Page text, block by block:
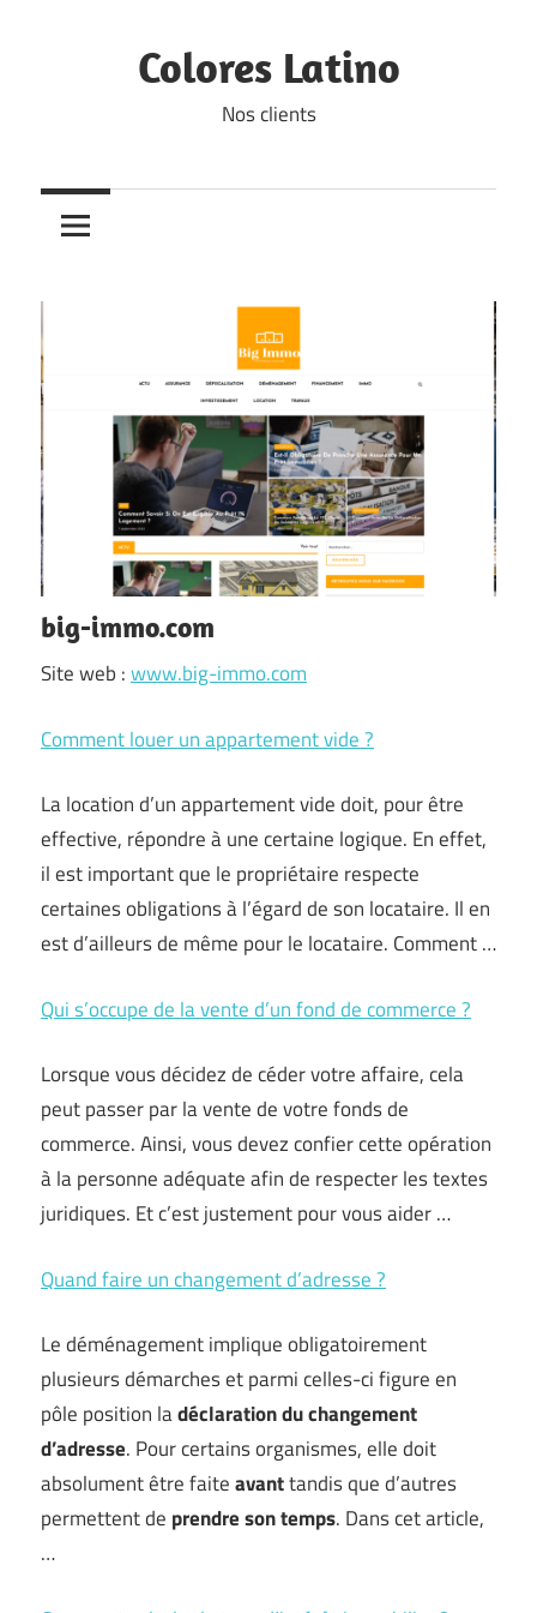
Colores Latino
Nos clients
big-immo.com
Site web :www.big-immo.com
Comment louer un appartement vide ?
La location d’un appartement vide doit, pour être
effective, répondre à une certaine logique. En effet,
il est important que le propriétaire respecte
certaines obligations à l’égard de son locataire. Il en
est d’ailleurs de même pour le locataire. Comment …
Qui s’occupe de la vente d’un fond de commerce ?
Lorsque vous décidez de céder votre affaire, cela
peut passer par la vente de votre fonds de
commerce. Ainsi, vous devez confier cette opération
à la personne adéquate afin de respecter les textes
juridiques. Et c’est justement pour vous aider …
Quand faire un changement d’adresse ?
Le déménagement implique obligatoirement
plusieurs démarches et parmi celles-ci figure en
pôle position ladéclaration du changement
d’adresse. Pour certains organismes, elle doit
absolument être faiteavanttandis que d’autres
permettent de prendre son temps. Dans cet article,
…